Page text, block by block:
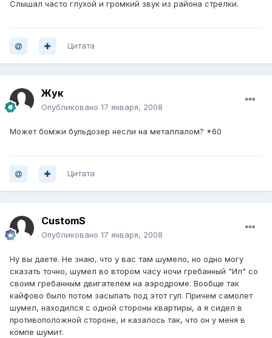
Слышал часто глухой и громкий звук из района стрелки.
Цитата
Жук
Опубликовано 17 января, 2008
Может бомжи бульдозер несли на металлалом? *60
Цитата
CustomS
Опубликовано 17 января, 2008
Ну вы даете. Не знаю, что у вас там шумело, но одно могу
сказать точно, шумел во втором часу ночи гребанный "Ил" со
своим гребанным двигателем на аэродроме. Вообще так
кайфово было потом засыпать под этот гул. Причем самолет
шумел, находился с одной стороны квартиры, а я сидел в
противоположной стороне, и казалось так, что он у меня в
компе шумит.